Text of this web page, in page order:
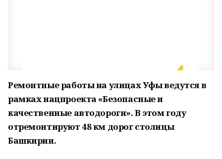
Ремонтные работы на улицах Уфы ведутся в
рамках нацпроекта «Безопасные и
качественные автодороги». В этом году
отремонтируют 48 км дорог столицы
Башкирии.